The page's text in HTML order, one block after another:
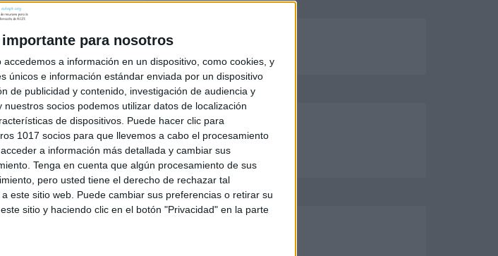
para nosotros
accedemos a información en un dispositivo, como cookies, y
únicos e información estándar enviada por un dispositivo
de publicidad y contenido, investigación de audiencia y
socios podemos utilizar datos de localización
de dispositivos. Puede hacer clic para
1017 socios para que llevemos a cabo el procesamiento
a información más detallada y cambiar sus
Tenga en cuenta que algún procesamiento de sus
pero usted tiene el derecho de rechazar tal
este sitio web. Puede cambiar sus preferencias o retirar su
sitio y haciendo clic en el botón "Privacidad" en la parte